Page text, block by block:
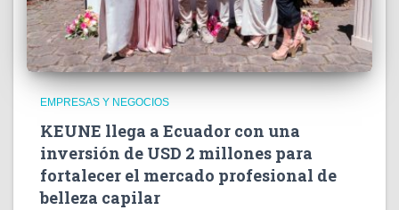
EMPRESAS Y NEGOCIOS
KEUNE llega a Ecuador con una
inversión de USD 2 millones para
fortalecer el mercado profesional de
belleza capilar